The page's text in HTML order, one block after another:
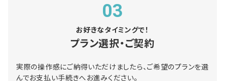
03
お好きなタイミングで！
プラン選択・ご契約
実際の操作感にご納得いただけましたら、ご希望のプランを選
んでお支払い手続きへお進みください。